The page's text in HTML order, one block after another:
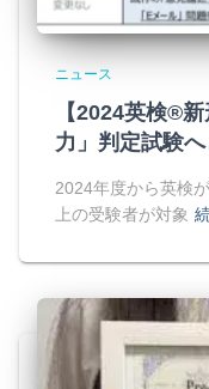
ニュース
【2024英検®
力」判定試験
2024年度から英検
上の受験者が対象